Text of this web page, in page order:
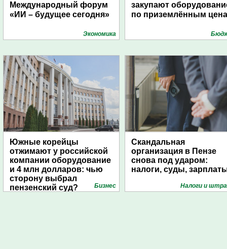
Международный форум
«ИИ – будущее сегодня»
Экономика
закупают
по приземлённым
Южные корейцы
отжимают у российской
компании оборудование
и 4 млн долларов: чью
сторону выбрал
пензенский суд?
Бизнес
Скандальная
организация в Пензе
снова под ударом:
налоги, суды,
Налоги и